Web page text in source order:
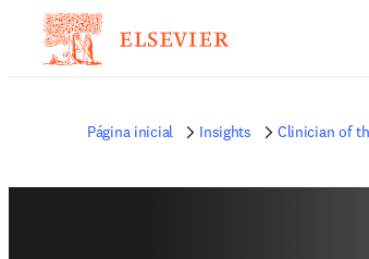
Página inicial Insights Clinician of